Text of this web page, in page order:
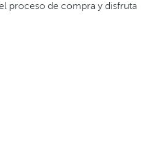
proceso de compra y disfruta